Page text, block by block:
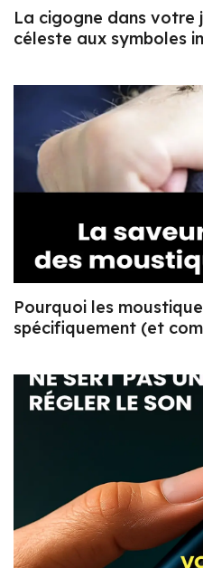
La cigogne dans votre
céleste aux symboles
Pourquoi les
spécifiquement (et